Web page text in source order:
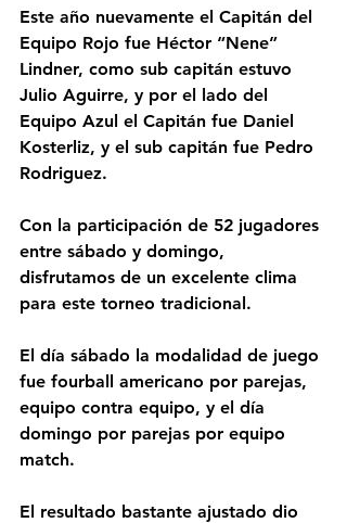
Este año nuevamente el Capitán del
Equipo Rojo fue Héctor “Nene”
Lindner, como sub capitán estuvo
Julio Aguirre, y por el lado del
Equipo Azul el Capitán fue Daniel
Kosterliz, y el sub capitán fue Pedro
Rodriguez.
Con la participación de 52 jugadores
entre sábado y domingo,
disfrutamos de un excelente clima
para este torneo tradicional.
El día sábado la modalidad de juego
fue fourball americano por parejas,
equipo contra equipo, y el día
domingo por parejas por equipo
match.
El resultado bastante ajustado dio